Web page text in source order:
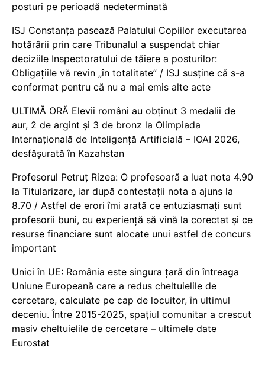
posturi pe perioadă nedeterminată
ISJ Constanța pasează Palatului Copiilor executarea
hotărârii prin care Tribunalul a suspendat chiar
deciziile Inspectoratului de tăiere a posturilor:
Obligațiile vă revin „în totalitate” / ISJ susține că s-a
conformat pentru că nu a mai emis alte acte
ULTIMĂ ORĂ Elevii români au obținut 3 medalii de
aur, 2 de argint și 3 de bronz la Olimpiada
Internațională de Inteligență Artificială – IOAI 2026,
desfășurată în Kazahstan
Profesorul Petruț Rizea: O profesoară a luat nota 4.90
la Titularizare, iar după contestații nota a ajuns la
8.70 / Astfel de erori îmi arată ce entuziasmați sunt
profesorii buni, cu experiență să vină la corectat și ce
resurse financiare sunt alocate unui astfel de concurs
important
Unici în UE: România este singura țară din întreaga
Uniune Europeană care a redus cheltuielile de
cercetare, calculate pe cap de locuitor, în ultimul
deceniu. Între 2015-2025, spațiul comunitar a crescut
masiv cheltuielile de cercetare – ultimele date
Eurostat